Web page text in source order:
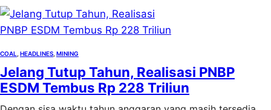
COAL HEADLINES MINING
Jelang Tutup Tahun, Realisasi PNBP
ESDM Tembus Rp 228 Triliun